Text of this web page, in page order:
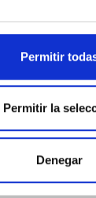
Permitir
Permitir la
Denegar